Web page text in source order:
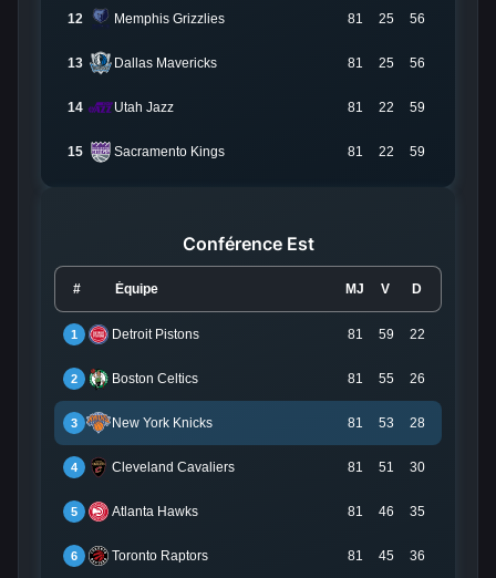
12 Memphis Grizzlies 81 25 56
13 Dallas Mavericks 81 25 56
14 Utah Jazz 81 22 59
15 Sacramento Kings 81 22 59
Conférence Est
# Équipe MJ V D
1 Detroit Pistons 81 59 22
2 Boston Celtics 81 55 26
3 New York Knicks 81 53 28
4 Cleveland Cavaliers 81 51 30
5 Atlanta Hawks 81 46 35
6 Toronto Raptors 81 45 36